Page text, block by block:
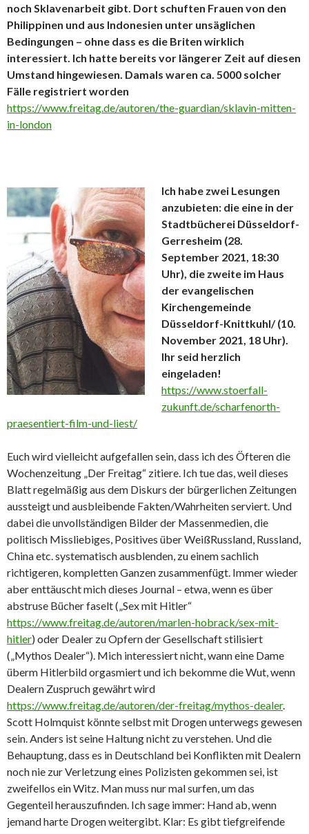
noch Sklavenarbeit gibt. Dort schuften Frauen von den
Philippinen und aus Indonesien unter unsäglichen
Bedingungen – ohne dass es die Briten wirklich
interessiert. Ich hatte bereits vor längerer Zeit auf diesen
Umstand hingewiesen. Damals waren ca. 5000 solcher
Fälle registriert worden
https://www.freitag.de/autoren/the-guardian/sklavin-mitten-
in-london
Ich habe zwei Lesungen
anzubieten: die eine in der
Stadtbücherei Düsseldorf-
Gerresheim (28.
September 2021, 18:30
Uhr), die zweite im Haus
der evangelischen
Kirchengemeinde
Düsseldorf-Knittkuhl/ (10.
November 2021, 18 Uhr).
Ihr seid herzlich
eingeladen!
https://www.stoerfall-
zukunft.de/scharfenorth-
praesentiert-film-und-liest/
Euch wird vielleicht aufgefallen sein, dass ich des Öfteren die
Wochenzeitung „Der Freitag“ zitiere. Ich tue das, weil dieses
Blatt regelmäßig aus dem Diskurs der bürgerlichen Zeitungen
aussteigt und ausbleibende Fakten/Wahrheiten serviert. Und
dabei die unvollständigen Bilder der Massenmedien, die
politisch Missliebiges, Positives über WeißRussland, Russland,
China etc. systematisch ausblenden, zu einem sachlich
richtigeren, kompletten Ganzen zusammenfügt. Immer wieder
aber enttäuscht mich dieses Journal – etwa, wenn es über
abstruse Bücher faselt („Sex mit Hitler“
https://www.freitag.de/autoren/marlen-hobrack/sex-mit-
hitler) oder Dealer zu Opfern der Gesellschaft stilisiert
(„Mythos Dealer“). Mich interessiert nicht, wann eine Dame
überm Hitlerbild orgasmiert und ich bekomme die Wut, wenn
Dealern Zuspruch gewährt wird
https://www.freitag.de/autoren/der-freitag/mythos-dealer.
Scott Holmquist könnte selbst mit Drogen unterwegs gewesen
sein. Anders ist seine Haltung nicht zu verstehen. Und die
Behauptung, dass es in Deutschland bei Konflikten mit Dealern
noch nie zur Verletzung eines Polizisten gekommen sei, ist
zweifellos ein Witz. Man muss nur mal surfen, um das
Gegenteil herauszufinden. Ich sage immer: Hand ab, wenn
jemand harte Drogen weitergibt. Klar: Es gibt tiefgreifende